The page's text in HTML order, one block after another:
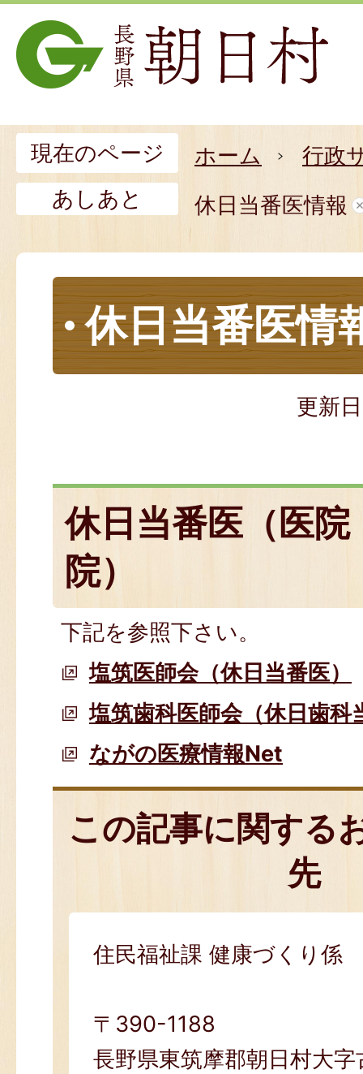
現在のページ ホーム
行政
あしあと
休日当番医情報
休日当番医情
更新
休日当番医（医院
院）
下記を参照下さい。
塩筑医師会（休日当番医）
塩筑歯科医師会（休日歯科
ながの医療情報Net
この記事に関する
先
住民福祉課 健康づくり係
〒390-1188
長野県東筑摩郡朝日村大